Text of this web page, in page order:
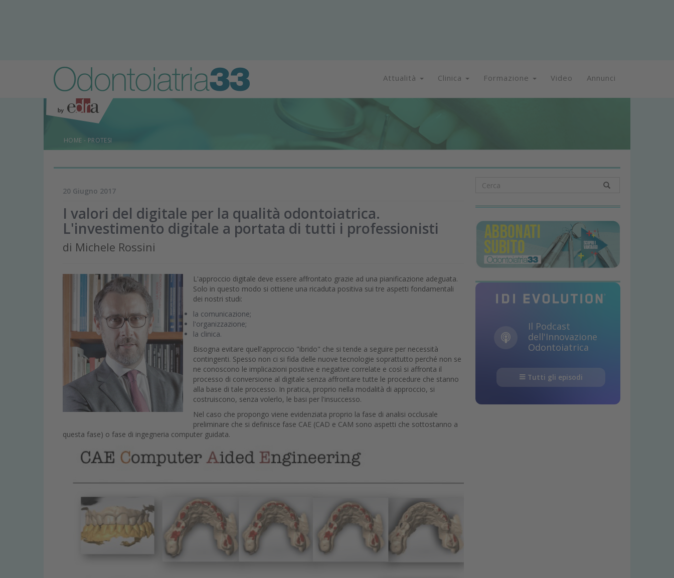
Attualità Clinica Formazione Video Annunci
HOME - PROTESI
20 Giugno 2017
I valori del digitale per la qualità odontoiatrica.
L'investimento digitale a portata di tutti i professionisti
di Michele Rossini
L'approccio digitale deve essere affrontato grazie ad una pianificazione adeguata.
Solo in questo modo si ottiene una ricaduta positiva sui tre aspetti fondamentali
dei nostri studi:
la comunicazione;
l'organizzazione;
la clinica.
Bisogna evitare quell'approccio "ibrido" che si tende a seguire per necessità
contingenti. Spesso non ci si fida delle nuove tecnologie soprattutto perché non se
ne conoscono le implicazioni positive e negative correlate e così si affronta il
processo di conversione al digitale senza affrontare tutte le procedure che stanno
alla base di tale processo. In pratica, proprio nella modalità di approccio, si
costruiscono, senza volerlo, le basi per l'insuccesso.
Nel caso che propongo viene evidenziata proprio la fase di analisi occlusale
preliminare che si definisce fase CAE (CAD e CAM sono aspetti che sottostanno a
questa fase) o fase di ingegneria computer guidata.
Il Podcast
dell'Innovazione
Odontoiatrica
Tutti gli episodi